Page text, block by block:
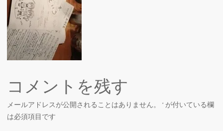
コメントを残す
メールアドレスが公開されることはありません。 * が付いている欄
は必須項目です